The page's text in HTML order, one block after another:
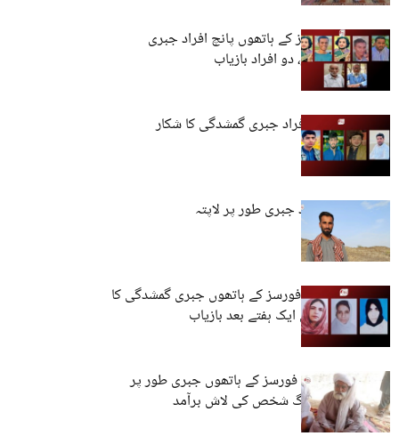
بلوچستان: فورسز کے ہاتھوں پانچ افراد جبری
گمشدگی کا شکار، دو افراد بازیاب
بلوچستان: چار افراد جبری گمشدگی کا شکار
کراچی: تین افراد جبری طور پر لاپتہ
کوئٹہ: پاکستانی فورسز کے ہاتھوں جبری گمشدگی کا
شکار تین خواتین ایک ہفتے بعد بازیاب
لسبیلہ: پاکستانی فورسز کے ہاتھوں جبری طور پر
لاپتا کیے گئے بزرگ شخص کی لاش برآمد